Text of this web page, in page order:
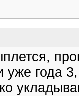
года